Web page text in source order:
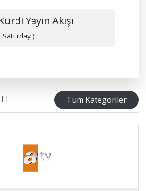
Yayın Akışı
Saturday )
Tüm Kategoriler